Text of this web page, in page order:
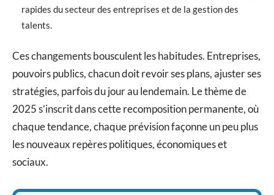
rapides du secteur des entreprises et de la gestion des
talents.
Ces changements bousculent les habitudes. Entreprises,
pouvoirs publics, chacun doit revoir ses plans, ajuster ses
stratégies, parfois du jour au lendemain. Le thème de
2025 s’inscrit dans cette recomposition permanente, où
chaque tendance, chaque prévision façonne un peu plus
les nouveaux repères politiques, économiques et
sociaux.